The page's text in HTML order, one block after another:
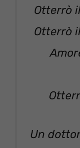
Otterrò
Otterrò
Un